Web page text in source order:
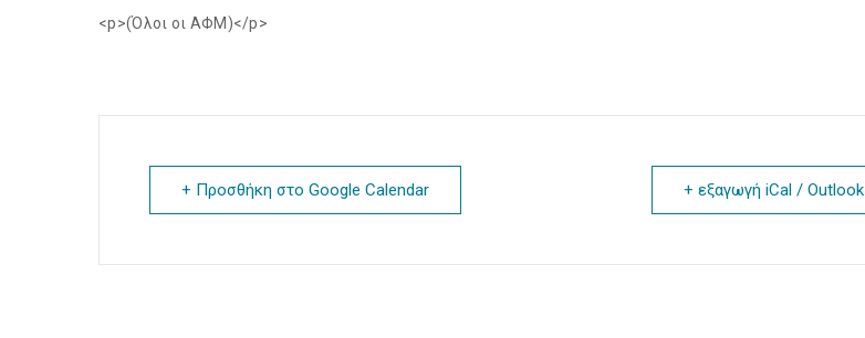
<p>(Όλοι οι ΑΦΜ)</p>
+ Προσθήκη στο Google Calendar + εξαγωγή iCal / Outlook